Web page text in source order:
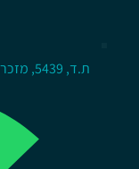
ת.ד, 5439, מזכרת בתיה